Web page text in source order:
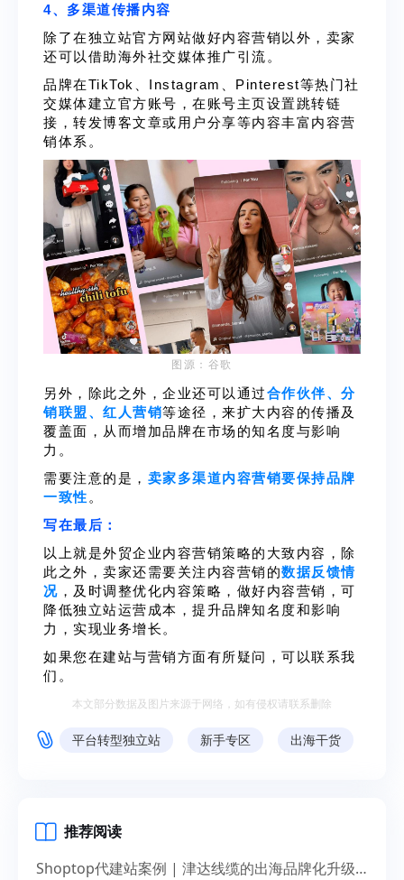
4、多渠道传播内容
除了在独立站官方网站做好内容营销以外，卖家
还可以借助海外社交媒体推广引流。
品牌在TikTok、Instagram、Pinterest等热门社
交媒体建立官方账号，在账号主页设置跳转链
接，转发博客文章或用户分享等内容丰富内容营
销体系。
图源：谷歌
另外，除此之外，企业还可以通过合作伙伴、分
销联盟、红人营销等途径，来扩大内容的传播及
覆盖面，从而增加品牌在市场的知名度与影响
力。
需要注意的是， 卖家多渠道内容营销要保持品牌
一致性 。
写在最后：
以上就是外贸企业内容营销策略的大致内容，除
此之外，卖家还需要关注内容营销的数据反馈情
况 ，及时调整优化内容策略，做好内容营销，可
降低独立站运营成本，提升品牌知名度和影响
力，实现业务增长。
如果您在建站与营销方面有所疑问，可以联系我
们。
本文部分数据及图片来源于网络，如有侵权请联系删除
平台转型独立站 新手专区 出海干货
推荐阅读
Shoptop代建站案例 | 津达线缆的出海品牌化升级之道